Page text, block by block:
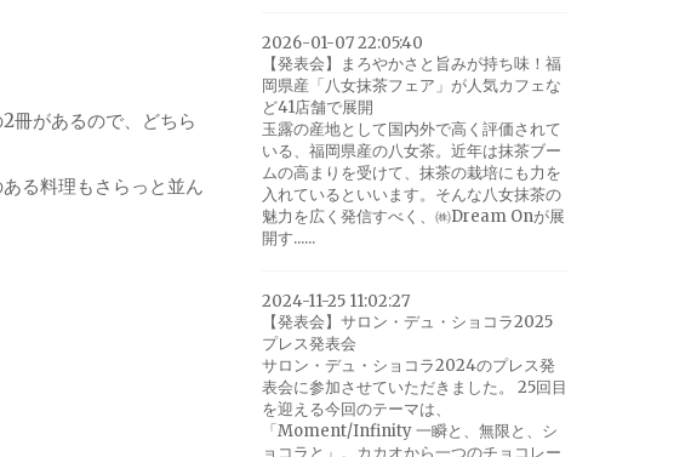
冊があるので、どちら
る料理もさらっと並ん
2026-01-07 22:05:40
【発表会】まろやかさと旨みが持ち味！福
岡県産「八女抹茶フェア」が人気カフェな
ど41店舗で展開
玉露の産地として国内外で高く評価されて
いる、福岡県産の八女茶。近年は抹茶ブー
ムの高まりを受けて、抹茶の栽培にも力を
入れているといいます。そんな八女抹茶の
魅力を広く発信すべく、㈱Dream Onが展
開す......
2024-11-25 11:02:27
【発表会】サロン・デュ・ショコラ2025
プレス発表会
サロン・デュ・ショコラ2024のプレス発
表会に参加させていただきました。 25回目
を迎える今回のテーマは、
「Moment/Infinity 一瞬と、無限と、シ
ョコラと」。カカオから一つのチョコレー